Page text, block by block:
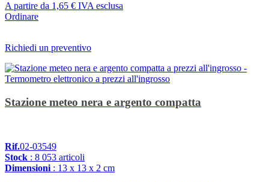
A partire da 1,65 € IVA esclusa
Ordinare
Richiedi un preventivo
Stazione meteo nera e argento compatta
Rif.02-03549
Stock : 8 053 articoli
Dimensioni : 13 x 13 x 2 cm